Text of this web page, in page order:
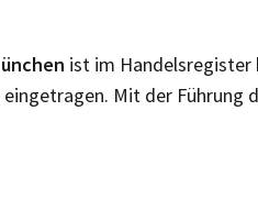
ist im
eingetragen. Mit der Führung